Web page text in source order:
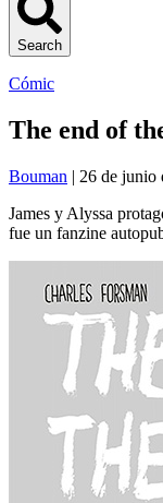
Search
Cómic
The end of
Bouman | 26 de junio
James y Alyssa
fue un fanzine